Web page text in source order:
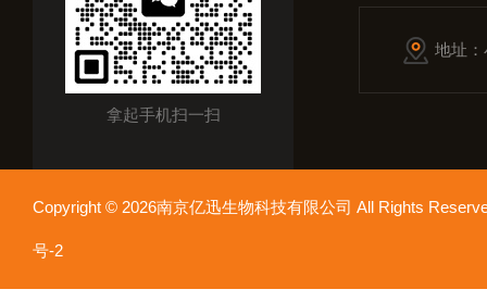
拿起手机扫一扫
地址
Copyright © 2026南京亿迅生物科技有限公司 All Rights
号-2